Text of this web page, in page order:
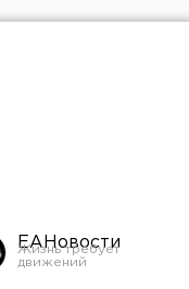
ЕАНовости